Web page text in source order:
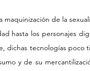
de la
hasta los personajes
dichas tecnologías poco
y de su